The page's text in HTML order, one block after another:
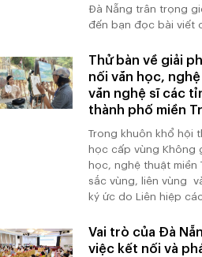
Đà Nẵng trân trọng
đến bạn đọc bài viết
Thử bàn về giải
nối văn học,
văn nghệ sĩ các
thành phố miền
Trong khuôn khổ hội
học cấp vùng Không
học, nghệ thuật miền
sắc vùng, liên vùng
ký ức do Liên hiệp
Vai trò của Đà
việc kết nối và